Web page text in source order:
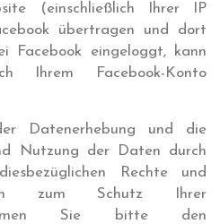
(einschließlich Ihrer IP
übertragen und dort
Facebook eingeloggt, kann
Ihrem Facebook-Konto
Datenerhebung und die
Nutzung der Daten durch
Rechte und
zum Schutz Ihrer
Sie bitte den